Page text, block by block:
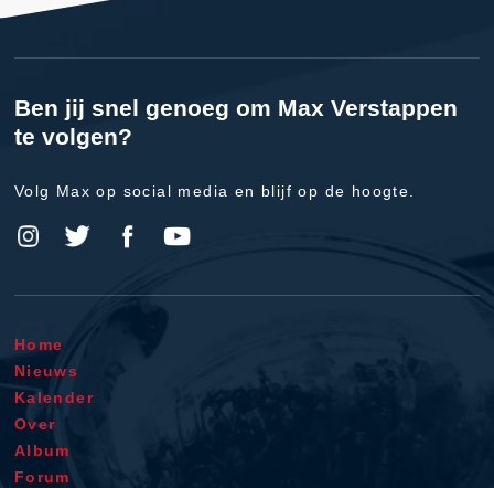
Ben jij snel genoeg om Max Verstappen
te volgen?
Volg Max op social media en blijf op de hoogte.
Home
Nieuws
Kalender
Over
Album
Forum